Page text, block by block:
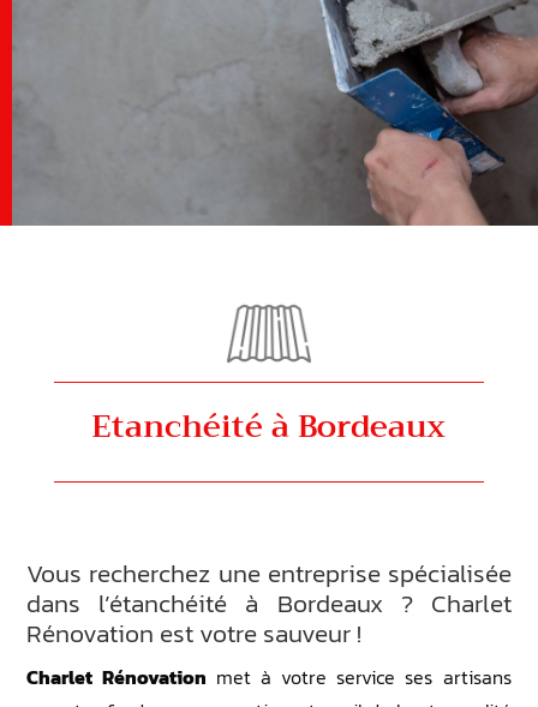
Etanchéitéà Bordeaux
Vous recherchez une entreprise spécialisée
dans l’étanchéité à Bordeaux ? Charlet
Rénovation est votre sauveur !
Charlet Rénovation met à votre service ses artisans